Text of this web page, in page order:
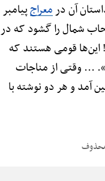
آن درمعراجپیامبر
شمال را گشود که در
این‌ها قومی هستند که
... وقتی از مناجات
آمد و هر دو نوشته با